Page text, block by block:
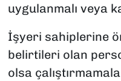
uygulanmalı veya
İşyeri sahiplerine
belirtileri olan
olsa